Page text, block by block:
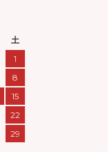
土
1
8
15
22
29